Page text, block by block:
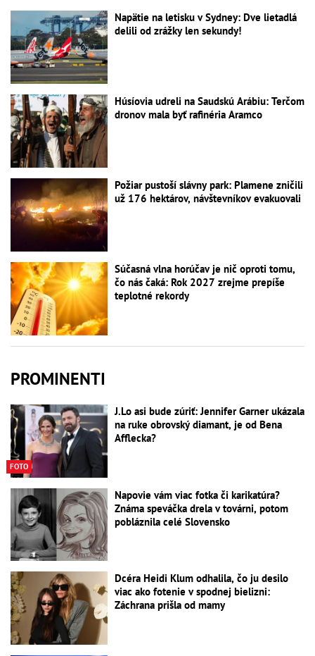
Napätie na letisku v Sydney: Dve lietadlá
delili od zrážky len sekundy!
Húsíovia udreli na Saudskú Arábiu: Terčom
dronov mala byť rafinéria Aramco
Požiar pustoší slávny park: Plamene zničili
už 176 hektárov, návštevníkov evakuovali
Súčasná vlna horúčav je nič oproti tomu,
čo nás čaká: Rok 2027 zrejme prepíše
teplotné rekordy
PROMINENTI
FOTO
J.Lo asi bude zúriť: Jennifer Garner ukázala
na ruke obrovský diamant, je od Bena
Afflecka?
Napovie vám viac fotka či karikatúra?
Známa speváčka drela v továrni, potom
pobláznila celé Slovensko
Dcéra Heidi Klum odhalila, čo ju desilo
viac ako fotenie v spodnej bielizni:
Záchrana prišla od mamy